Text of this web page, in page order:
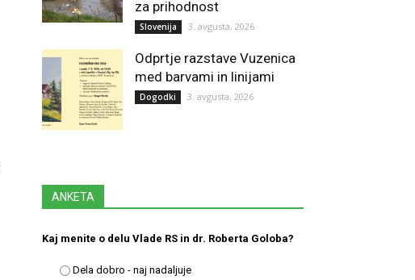
za prihodnost
Slovenija 3. avgusta, 2026
Odprtje razstave Vuzenica
med barvami in linijami
Dogodki 3. avgusta, 2026
ANKETA
Kaj menite o delu Vlade RS in dr. Roberta Goloba?
Dela dobro - naj nadaljuje